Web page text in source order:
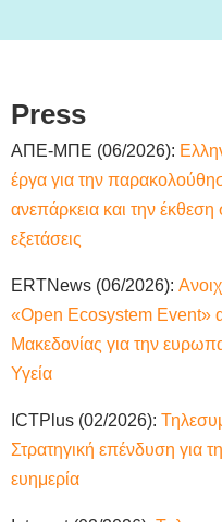
Press
ΑΠΕ-ΜΠΕ (06/2026):
έργα για την
ανεπάρκεια και την έκθεση
εξετάσεις
ERTNews (06/2026):
«Open Ecosystem Event»
Μακεδονίας για την
Υγεία
ICTPlus (02/2026):
Στρατηγική επένδυση για
ευημερία